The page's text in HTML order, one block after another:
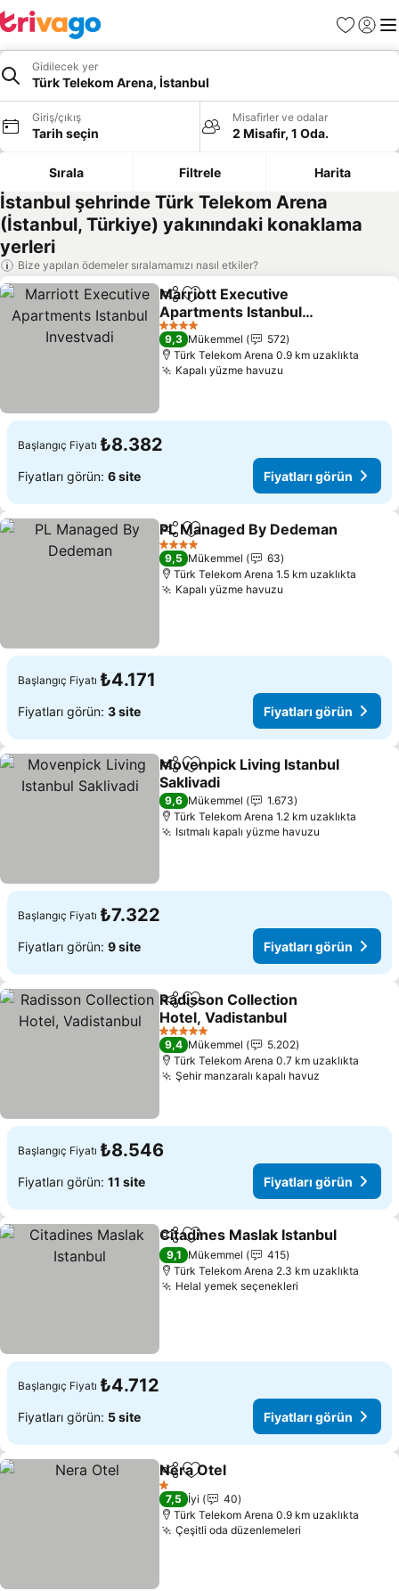
Favoriler
Giriş
Gidilecek yer
Türk Telekom Arena, İstanbul
Giriş/çıkış
Tarih seçin
Misafirler ve odalar
2 Misafir, 1 Oda.
Sırala Filtrele Harita
İstanbul şehrinde Türk Telekom Arena
(İstanbul, Türkiye) yakınındaki konaklama
yerleri
Bize yapılan ödemeler sıralamamızı nasıl etkiler?
PaylaşFavorilerime ekle
Marriott Executive
Apartments Istanbul
Investvadi
Fiyatları görün
4 Yıldız
9,3 Mükemmel
572
Türk Telekom Arena 0.9 km uzaklıkta
Kapalı yüzme havuzu
Başlangıç Fiyatı ₺8.382
Fiyatları görün: 6 site Fiyatları görün
PaylaşFavorilerime ekle
PL Managed By Dedeman
4 Yıldız
9,5 Mükemmel
63
Türk Telekom Arena 1.5 km uzaklıkta
Kapalı yüzme havuzu
Başlangıç Fiyatı ₺4.171
Fiyatları görün: 3 site Fiyatları görün
PaylaşFavorilerime ekle
Movenpick Living Istanbul
Saklivadi
Fiyatları görün
9,6 Mükemmel
1.673
Türk Telekom Arena 1.2 km uzaklıkta
Isıtmalı kapalı yüzme havuzu
Başlangıç Fiyatı ₺7.322
Fiyatları görün: 9 site Fiyatları görün
PaylaşFavorilerime ekle
Radisson Collection
Hotel, Vadistanbul
Fiyatları görün
5 Yıldız
9,4 Mükemmel
5.202
Türk Telekom Arena 0.7 km uzaklıkta
Şehir manzaralı kapalı havuz
Başlangıç Fiyatı ₺8.546
Fiyatları görün: 11 site Fiyatları görün
PaylaşFavorilerime ekle
Citadines Maslak Istanbul
9,1 Mükemmel
415
Türk Telekom Arena 2.3 km uzaklıkta
Helal yemek seçenekleri
Başlangıç Fiyatı ₺4.712
Fiyatları görün: 5 site Fiyatları görün
PaylaşFavorilerime ekle
Nera Otel
1 Yıldız
7,5 İyi
40
Türk Telekom Arena 0.9 km uzaklıkta
Çeşitli oda düzenlemeleri